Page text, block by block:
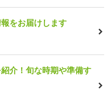
をお届けします
介！旬な時期や準備す